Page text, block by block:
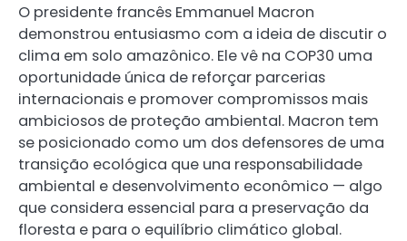
O presidente francês Emmanuel Macron
demonstrou entusiasmo com a ideia de discutir o
clima em solo amazônico. Ele vê na COP30 uma
oportunidade única de reforçar parcerias
internacionais e promover compromissos mais
ambiciosos de proteção ambiental. Macron tem
se posicionado como um dos defensores de uma
transição ecológica que una responsabilidade
ambiental e desenvolvimento econômico — algo
que considera essencial para a preservação da
floresta e para o equilíbrio climático global.